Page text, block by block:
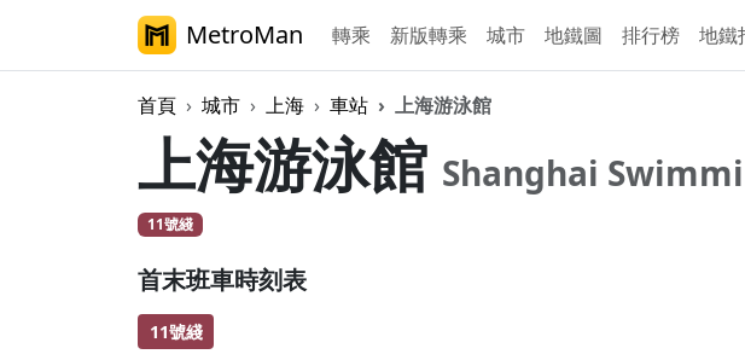
MetroMan 轉乘 新版轉乘 城市 地鐵圖 排行榜 地鐵
首頁 城市 上海 車站 上海游泳館
上海游泳館 Shanghai
11號綫
首末班車時刻表
11號綫